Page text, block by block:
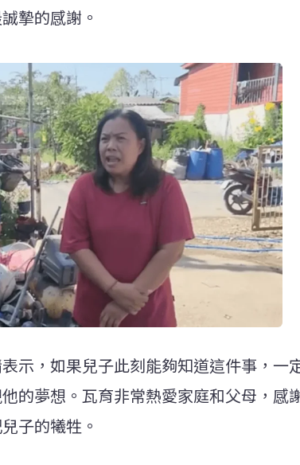
摯的感謝。
示，如果兒子此刻能夠知道這件事，一
的夢想。瓦育非常熱愛家庭和父母，感
子的犧牲。